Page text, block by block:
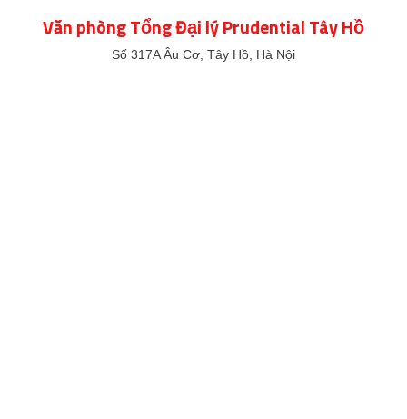
Văn phòng Tổng Đại lý Prudential Tây Hồ
Số 317A Âu Cơ, Tây Hồ, Hà Nội